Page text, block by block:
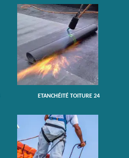
ETANCHÉITÉ TOITURE 24